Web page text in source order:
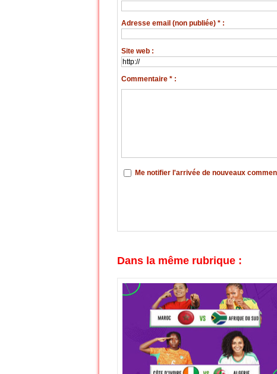
Adresse email (non publiée) * :
Site web :
Commentaire * :
Me notifier l'arrivée de nouveaux
Dans la même rubrique :